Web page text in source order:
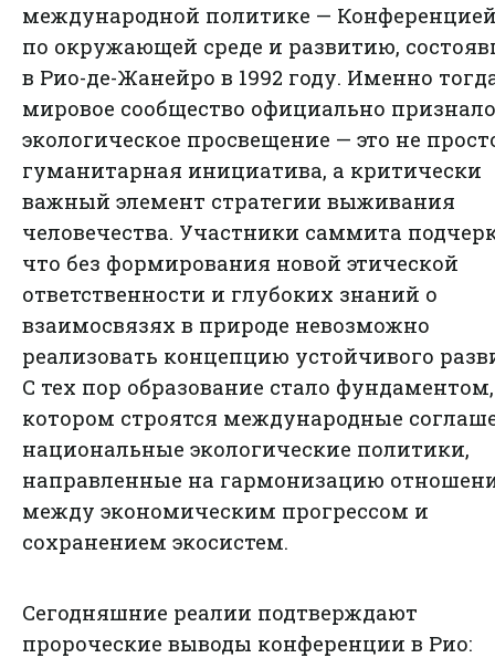
международной политике —
по окружающей среде и развитию,
в Рио-де-Жанейро в 1992 году. Именно
мировое сообщество официально
экологическое просвещение — это не
гуманитарная инициатива, а критически
важный элемент стратегии выживания
человечества. Участники саммита
что без формирования новой этической
ответственности и глубоких знаний о
взаимосвязях в природе невозможно
реализовать концепцию устойчивого
С тех пор образование стало
котором строятся международные
национальные экологические политики,
направленные на гармонизацию
между экономическим прогрессом и
сохранением экосистем.
Сегодняшние реалии подтверждают
пророческие выводы конференции в Рио: